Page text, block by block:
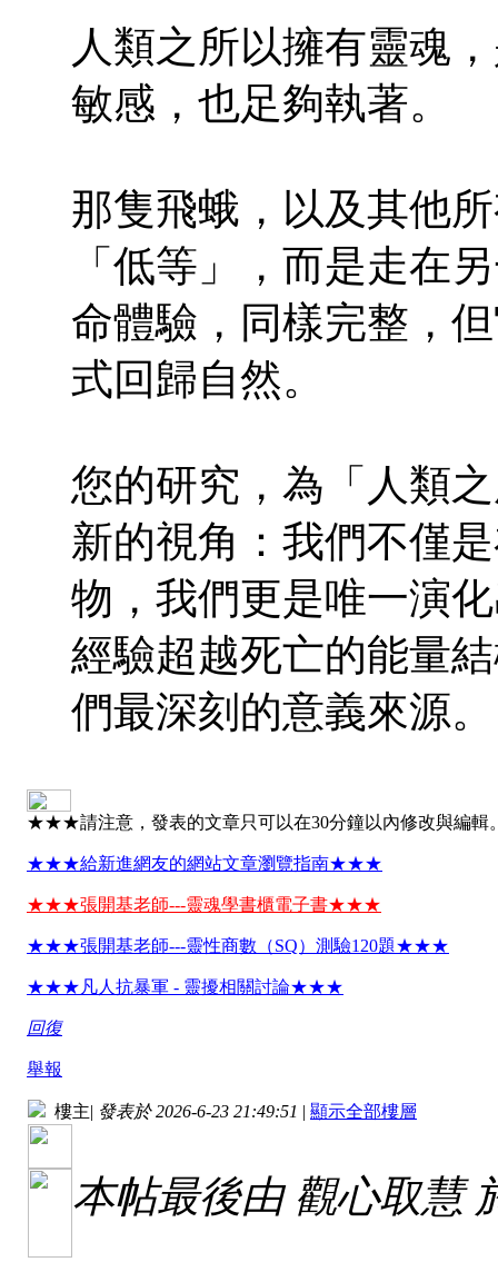
人類之所以擁有靈魂
敏感，也足夠執著。
那隻飛蛾，以及其他
「低等」，而是走在
命體驗，同樣完整，
式回歸自然。
您的研究，為「人類
新的視角：我們不僅
物，我們更是唯一演
經驗超越死亡的能量
們最深刻的意義來源。
★★★請注意，發表的文章只可以在30分鐘以內修改與編
★★★給新進網友的網站文章瀏覽指南★★★
★★★張開基老師---靈魂學書櫃電子書★★★
★★★張開基老師---靈性商數（SQ）測驗120題★★★
★★★凡人抗暴軍 - 靈擾相關討論★★★
回復
舉報
樓主| 發表於 2026-6-23 21:49:51 | 顯示全部樓層
本帖最後由 觀心取慧